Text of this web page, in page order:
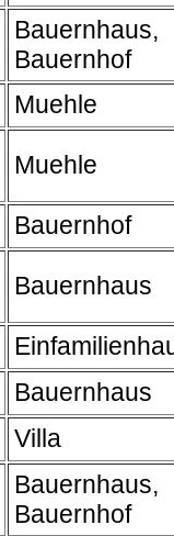
Bauernhaus,
Bauernhof
Muehle
Muehle
Bauernhof
Bauernhaus
Bauernhaus
Villa
Bauernhaus,
Bauernhof